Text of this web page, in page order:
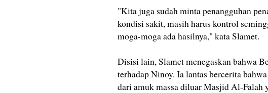
"Kita juga sudah minta penangguhan
kondisi sakit, masih harus kontrol
moga-moga ada hasilnya," kata Slamet.
Disisi lain, Slamet menegaskan bahwa
terhadap Ninoy. Ia lantas bercerita
dari amuk massa diluar Masjid Al-Falah